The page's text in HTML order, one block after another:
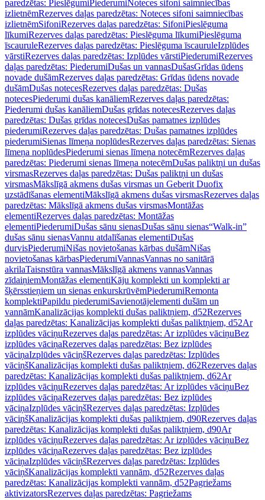
paredzētas: PieslēgumiPiederumiNoteces sifoni saimniecības
izlietnēmRezerves daļas paredzētas: Noteces sifoni saimniecības
izlietnēmSifoniRezerves daļas paredzētas: SifoniPieslēguma
līkumiRezerves daļas paredzētas: Pieslēguma līkumiPieslēguma
īscauruleRezerves daļas paredzētas: Pieslēguma īscauruleIzplūdes
vārstiRezerves daļas paredzētas: Izplūdes vārstiPiederumiRezerves
daļas paredzētas: PiederumiDušas un vannasDušasGrīdas ūdens
novade dušāmRezerves daļas paredzētas: Grīdas ūdens novade
dušāmDušas notecesRezerves daļas paredzētas: Dušas
notecesPiederumi dušas kanāliemRezerves daļas paredzētas:
Piederumi dušas kanāliemDušas grīdas notecesRezerves daļas
paredzētas: Dušas grīdas notecesDušas pamatnes izplūdes
piederumiRezerves daļas paredzētas: Dušas pamatnes izplūdes
piederumiSienas līmeņa noplūdesRezerves daļas paredzētas: Sienas
līmeņa noplūdesPiederumi sienas līmeņa notecēmRezerves daļas
paredzētas: Piederumi sienas līmeņa notecēmDušas paliktņi un dušas
virsmasRezerves daļas paredzētas: Dušas paliktņi un dušas
virsmasMākslīgā akmens dušas virsmas un Geberit Duofix
uzstādīšanas elementiMākslīgā akmens dušas virsmasRezerves daļas
paredzētas: Mākslīgā akmens dušas virsmasMontāžas
elementiRezerves daļas paredzētas: Montāžas
elementiPiederumiDušas sānu sienasDušas sānu sienas“Walk-in”
dušas sānu sienasVannu atdalīšanas elementiDušas
durvisPiederumiNišas novietošanas kārbas dušāmNišas
novietošanas kārbasPiederumiVannasVannas no sanitārā
akrilaTaisnstūra vannasMākslīgā akmens vannasVannas
zīdaiņiemMontāžas elementiKāju komplekti un komplekti ar
šķērsstieņiem un sienas enkurskrūvēmPiederumiRemonta
komplektiPapildu piederumiSavienotājelementi dušām un
vannāmKanalizācijas komplekti dušas paliktņiem, d52Rezerves
daļas paredzētas: Kanalizācijas komplekti dušas paliktņiem, d52Ar
izplūdes vāciņuRezerves daļas paredzētas: Ar izplūdes vāciņuBez
izplūdes vāciņaRezerves daļas paredzētas: Bez izplūdes
vāciņaIzplūdes vāciņšRezerves daļas paredzētas: Izplūdes
vāciņšKanalizācijas komplekti dušas paliktņiem, d62Rezerves daļas
paredzētas: Kanalizācijas komplekti dušas paliktņiem, d62Ar
izplūdes vāciņuRezerves daļas paredzētas: Ar izplūdes vāciņuBez
izplūdes vāciņaRezerves daļas paredzētas: Bez izplūdes
vāciņaIzplūdes vāciņšRezerves daļas paredzētas: Izplūdes
vāciņšKanalizācijas komplekti dušas paliktņiem, d90Rezerves daļas
paredzētas: Kanalizācijas komplekti dušas paliktņiem, d90Ar
izplūdes vāciņuRezerves daļas paredzētas: Ar izplūdes vāciņuBez
izplūdes vāciņaRezerves daļas paredzētas: Bez izplūdes
vāciņaIzplūdes vāciņšRezerves daļas paredzētas: Izplūdes
vāciņšKanalizācijas komplekti vannām, d52Rezerves daļas
paredzētas: Kanalizācijas komplekti vannām, d52Pagriežams
aktivizatorsRezerves daļas paredzētas: Pagriežams